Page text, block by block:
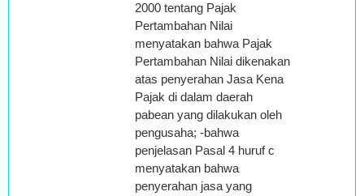
2000 tentang Pajak
Pertambahan Nilai
menyatakan bahwa Pajak
Pertambahan Nilai dikenakan
atas penyerahan Jasa Kena
Pajak di dalam daerah
pabean yang dilakukan oleh
pengusaha; -bahwa
penjelasan Pasal 4 huruf c
menyatakan bahwa
penyerahan jasa yang